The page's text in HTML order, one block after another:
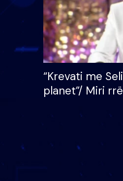
“Krevati me
planet”/ Miri
mungojë zilja